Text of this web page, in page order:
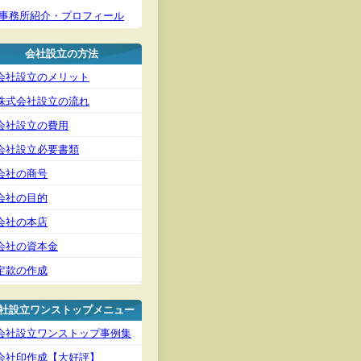
務所紹介・プロフィール
会社設立の方法
社設立のメリット
式会社設立の流れ
社設立の費用
社設立必要書類
社の商号
社の目的
社の本店
社の資本金
款の作成
設立ワンストップメニュー
社設立ワンストップ事例集
社印作成【大好評】